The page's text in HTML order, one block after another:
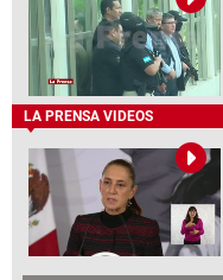
LA PRENSA VIDEOS